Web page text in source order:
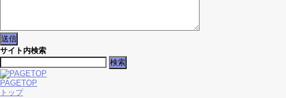
サイト内検索
検
索:
PAGETOP
トップ